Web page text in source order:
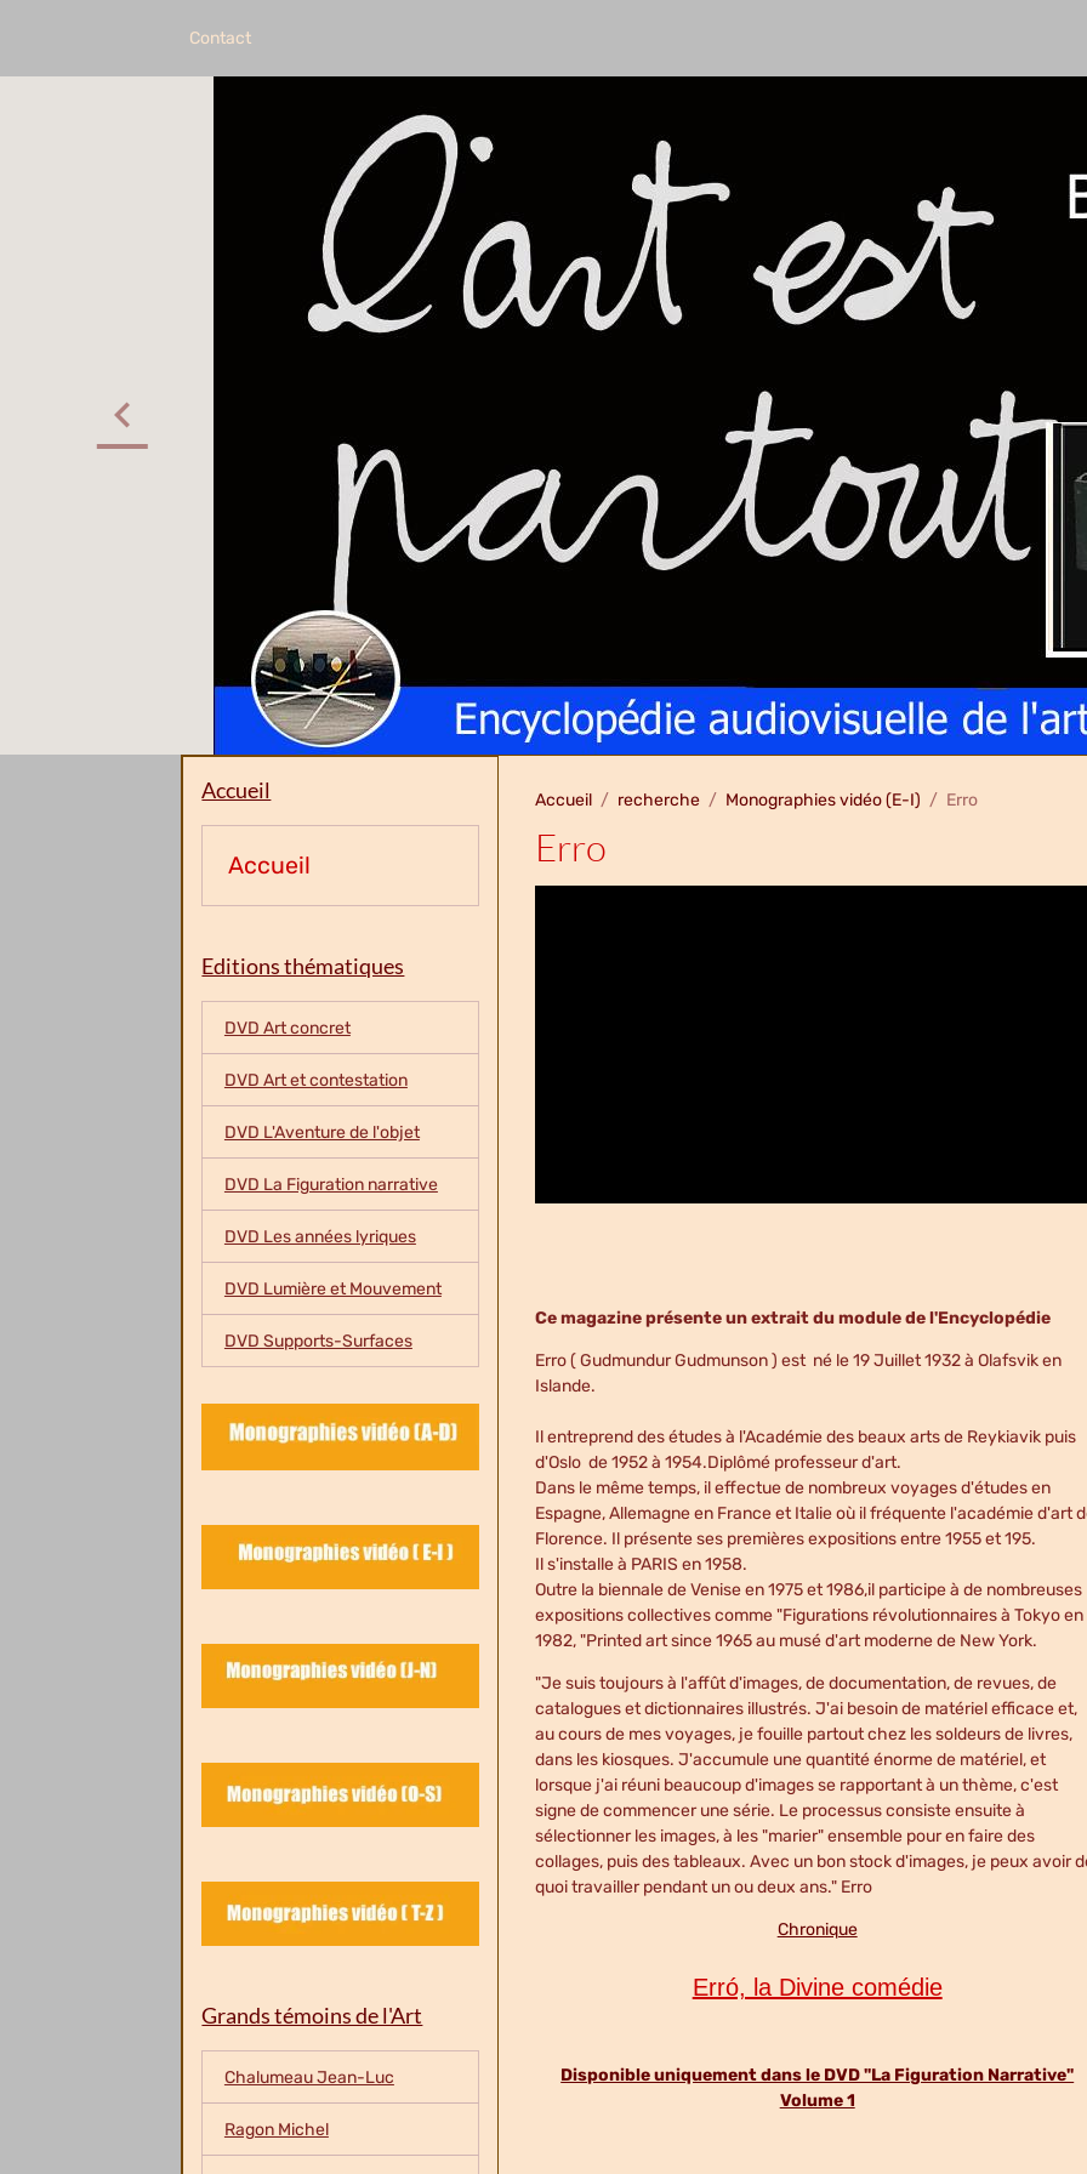
Contact
Accueil recherche Monographies vidéo (E-I) Erro
Erro
Ce magazine présente un extrait du module de l'Encyclopédie
Erro ( Gudmundur Gudmunson ) est né le 19 Juillet 1932 à Olafsvik en
Islande.
Il entreprend des études à l'Académie des beaux arts de Reykiavik puis
d'Oslo de 1952 à 1954.Diplômé professeur d'art.
Dans le même temps, il effectue de nombreux voyages d'études en
Espagne, Allemagne en France et Italie où il fréquente l'académie d'art
Florence. Il présente ses premières expositions entre 1955 et 195.
Il s'installe à PARIS en 1958.
Outre la biennale de Venise en 1975 et 1986,il participe à de nombreuses
expositions collectives comme "Figurations révolutionnaires à Tokyo en
1982, "Printed art since 1965 au musé d'art moderne de New York.
"Je suis toujours à l'affût d'images, de documentation, de revues, de
catalogues et dictionnaires illustrés. J'ai besoin de matériel efficace et,
au cours de mes voyages, je fouille partout chez les soldeurs de livres,
dans les kiosques. J'accumule une quantité énorme de matériel, et
lorsque j'ai réuni beaucoup d'images se rapportant à un thème, c'est
signe de commencer une série. Le processus consiste ensuite à
sélectionner les images, à les "marier" ensemble pour en faire des
collages, puis des tableaux. Avec un bon stock d'images, je peux avoir
quoi travailler pendant un ou deux ans." Erro
Chronique
Erró, la Divine comédie
Disponible uniquement dans le DVD "La Figuration Narrative"
Volume 1
Accueil
Accueil
Editions thématiques
DVD Art concret
DVD Art et contestation
DVD L'Aventure de l'objet
DVD La Figuration narrative
DVD Les années lyriques
DVD Lumière et Mouvement
DVD Supports-Surfaces
Grands témoins de l'Art
Chalumeau Jean-Luc
Ragon Michel